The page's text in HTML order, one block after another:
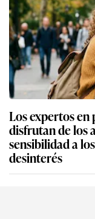
Los expertos en
disfrutan de los
sensibilidad a
desinterés